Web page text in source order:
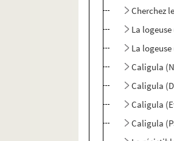
Cherchez
La logeuse
La logeuse
Caligula
Caligula
Caligula
Caligula